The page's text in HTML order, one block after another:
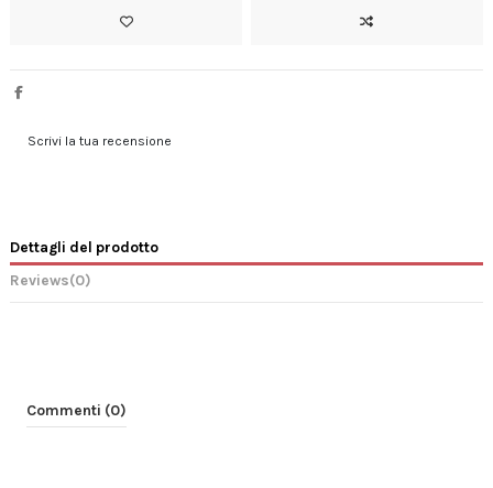
Scrivi la tua recensione
Dettagli del prodotto
Reviews(0)
Commenti (0)